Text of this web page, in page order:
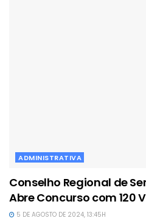
ADMINISTRATIVA
Conselho Regional de
Abre Concurso com 120
5 DE AGOSTO DE 2024, 13:45H